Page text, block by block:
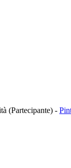
(Partecipante) -